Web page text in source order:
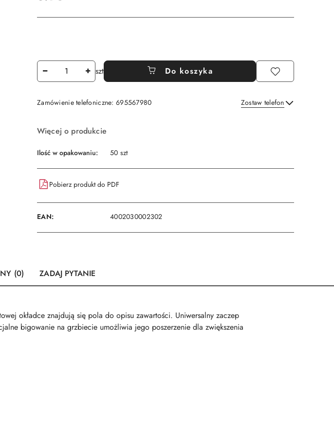
Ilość szt Do koszyka
Zamówienie telefoniczne: 695567980 Zostaw telefon
Dostępność
i
dostawa
Więcej o produkcie
Ilość w opakowaniu: 50 szt
Pobierz produkt do PDF
EAN: 4002030002302
(0) ZADAJ PYTANIE
okładce znajdują się pola do opisu zawartości. Uniwersalny zaczep
bigowanie na grzbiecie umożliwia jego poszerzenie dla zwiększenia